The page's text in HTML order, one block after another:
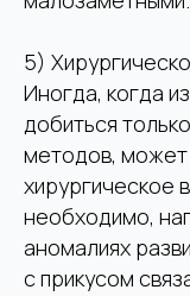
5)
Иногда, когда
добиться
методов,
хирургическое
необходимо,
аномалиях
с прикусом
Клиника
«Роял-
+7 (977) 667 13-76
ул. Большая
+7 (499) 238 23-58
ПН-СБ: 09:00 – 20:30